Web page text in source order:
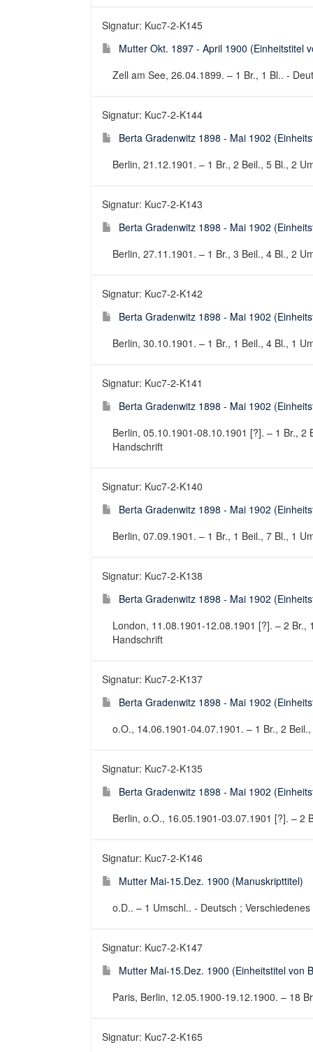
Signatur: Kuc7-2-K145
Mutter Okt. 1897 - April 1900 (Einheitstitel
Zell am See, 26.04.1899. – 1 Br., 1 Bl.. -
Signatur: Kuc7-2-K144
Berta Gradenwitz 1898 - Mai 1902
Berlin, 21.12.1901. – 1 Br., 2 Beil., 5 Bl., 2
Signatur: Kuc7-2-K143
Berta Gradenwitz 1898 - Mai 1902
Berlin, 27.11.1901. – 1 Br., 3 Beil., 4 Bl., 2
Signatur: Kuc7-2-K142
Berta Gradenwitz 1898 - Mai 1902
Berlin, 30.10.1901. – 1 Br., 1 Beil., 4 Bl., 1
Signatur: Kuc7-2-K141
Berta Gradenwitz 1898 - Mai 1902
Berlin, 05.10.1901-08.10.1901 [?]. – 1 Br.,
Handschrift
Signatur: Kuc7-2-K140
Berta Gradenwitz 1898 - Mai 1902
Berlin, 07.09.1901. – 1 Br., 1 Beil., 7 Bl., 1
Signatur: Kuc7-2-K138
Berta Gradenwitz 1898 - Mai 1902
London, 11.08.1901-12.08.1901 [?]. – 2 Br.,
Handschrift
Signatur: Kuc7-2-K137
Berta Gradenwitz 1898 - Mai 1902
o.O., 14.06.1901-04.07.1901. – 1 Br., 2
Signatur: Kuc7-2-K135
Berta Gradenwitz 1898 - Mai 1902
Berlin, o.O., 16.05.1901-03.07.1901 [?]. – 2
Signatur: Kuc7-2-K146
Mutter Mai-15.Dez. 1900 (Manuskripttitel)
o.D.. – 1 Umschl.. - Deutsch ;
Signatur: Kuc7-2-K147
Mutter Mai-15.Dez. 1900 (Einheitstitel von
Paris, Berlin, 12.05.1900-19.12.1900. – 18
Signatur: Kuc7-2-K165